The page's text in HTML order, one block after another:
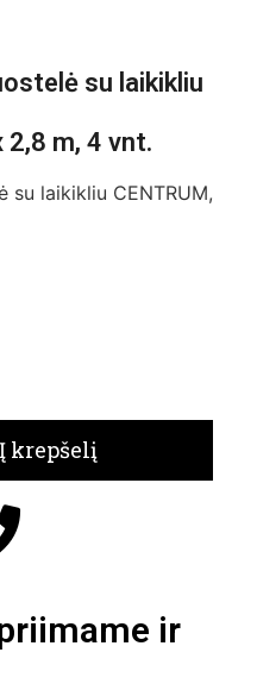
su laikikliu
2,8 m, 4 vnt.
su laikikliu CENTRUM,
Į krepšelį
ir